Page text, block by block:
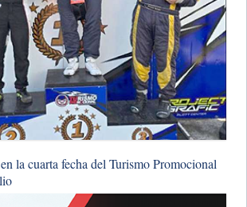
la cuarta fecha del Turismo Promocional